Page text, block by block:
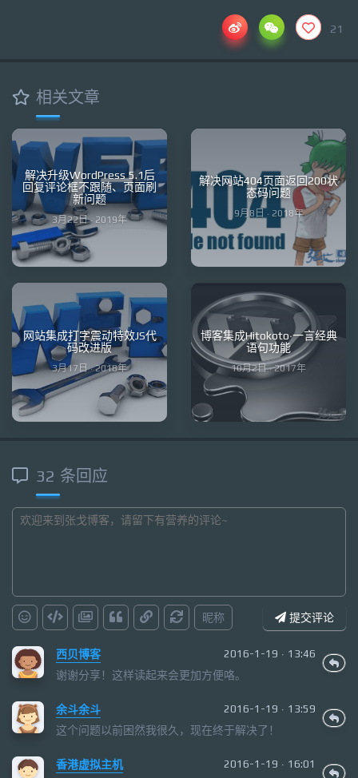
21
相关文章
解决升级WordPress 5.1后
回复评论框不跟随、页面刷
新问题
3月22日 · 2019年
解决网站404页面返回200状
态码问题
9月8日 · 2018年
网站集成打字震动特效JS代
码改进版
3月17日 · 2018年
博客集成Hitokoto·一言经典
语句功能
10月2日 · 2017年
32 条回应
昵称 提交评论
西贝博客 2016-1-19 · 13:46
谢谢分享！这样读起来会更加方便咯。
余斗余斗 2016-1-19 · 13:59
这个问题以前困然我很久，现在终于解决了！
香港虚拟主机 2016-1-19 · 16:01